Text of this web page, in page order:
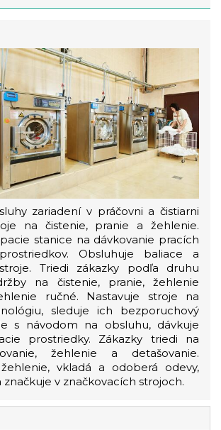
zariadení v práčovni a čistiarni
na čistenie, pranie a žehlenie.
stanice na dávkovanie pracích
Obsluhuje baliace a
Triedi zákazky podľa druhu
na čistenie, pranie, žehlenie
ručné. Nastavuje stroje na
sleduje ich bezporuchový
s návodom na obsluhu, dávkuje
prostriedky. Zákazky triedi na
žehlenie a detašovanie.
vkladá a odoberá odevy,
značkuje v značkovacích strojoch.